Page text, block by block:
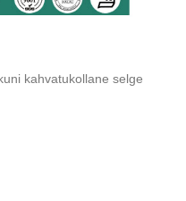
kahvatukollane selge